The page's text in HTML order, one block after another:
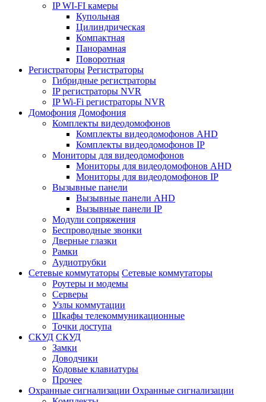
IP WI-FI камеры
Купольная
Цилиндрическая
Компактная
Панорамная
Поворотная
Регистраторы Регистраторы
Гибридные регистраторы
IP регистраторы NVR
IP Wi-Fi регистраторы NVR
Домофония Домофония
Комплекты видеодомофонов
Комплекты видеодомофонов AHD
Комплекты видеодомофонов IP
Мониторы для видеодомофонов
Мониторы для видеодомофонов AHD
Мониторы для видеодомофонов IP
Вызывные панели
Вызывные панели AHD
Вызывные панели IP
Модули сопряжения
Беспроводные звонки
Дверные глазки
Рамки
Аудиотрубки
Сетевые коммутаторы Сетевые коммутаторы
Роутеры и модемы
Серверы
Узлы коммутации
Шкафы телекоммуникационные
Точки доступа
СКУД СКУД
Замки
Доводчики
Кодовые клавиатуры
Прочее
Охранные сигнализации Охранные сигнализации